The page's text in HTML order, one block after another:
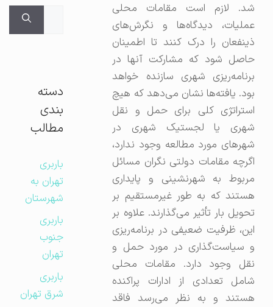
شد. لازم است مقامات محلی
عملیات، دیدگاه‌ها و نگرش‌های
ذینفعان را درک کنند تا اطمینان
حاصل شود که مشارکت آنها در
برنامه‌ریزی شهری سازنده خواهد
بود. یافته‌ها نشان می‌دهد که هیچ
استراتژی کلی برای حمل و نقل
شهری یا لجستیک شهری در
شهرهای مورد مطالعه وجود ندارد،
اگرچه مقامات دولتی نگران مسائل
مربوط به شهرنشینی و پایداری
هستند که به طور غیرمستقیم بر
تحویل بار تأثیر می‌گذارند. علاوه بر
این، ظرفیت ضعیفی در برنامه‌ریزی
و سیاست‌گذاری در مورد حمل و
نقل وجود دارد. مقامات محلی
شامل تعدادی از ادارات پراکنده
هستند و به نظر می‌رسد فاقد
دسته
بندی
مطالب
باربری
تهران به
شهرستان
باربری
جنوب
تهران
باربری
شرق تهران